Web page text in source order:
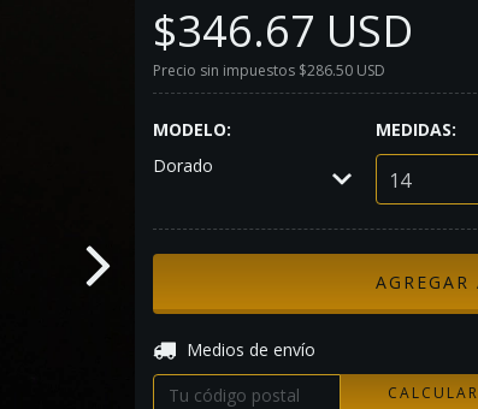
$346.67 USD
Precio sin impuestos $286.50 USD
MODELO:
Dorado
MEDIDAS:
Entregas para el CP:
Medios de envío
CALCULAR